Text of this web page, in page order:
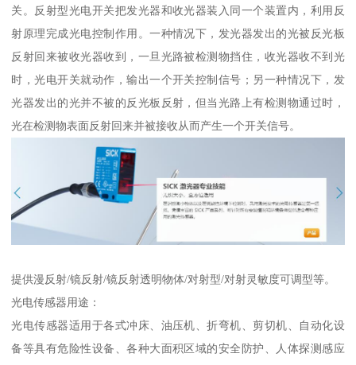
关。反射型光电开关把发光器和收光器装入同一个装置内，利用反
射原理完成光电控制作用。一种情况下，发光器发出的光被反光板
反射回来被收光器收到，一旦光路被检测物挡住，收光器收不到光
时，光电开关就动作，输出一个开关控制信号；另一种情况下，发
光器发出的光并不被的反光板反射，但当光路上有检测物通过时，
光在检测物表面反射回来并被接收从而产生一个开关信号。
提供漫反射/镜反射/镜反射透明物体/对射型/对射灵敏度可调型等。
光电传感器用途：
光电传感器适用于各式冲床、油压机、折弯机、剪切机、自动化设
备等具有危险性设备、各种大面积区域的安全防护、人体探测感应